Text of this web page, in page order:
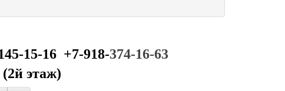
15-16 +7-918-374-16-63
этаж)